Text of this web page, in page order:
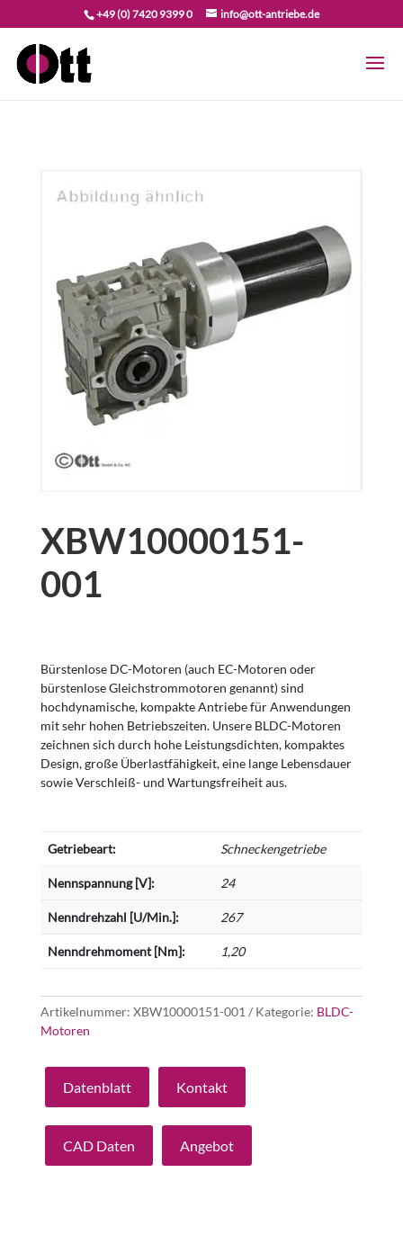
+49 (0) 7420 9399 0 info@ott-antriebe.de
XBW10000151-
001
Bürstenlose DC-Motoren (auch EC-Motoren oder
bürstenlose Gleichstrommotoren genannt) sind
hochdynamische, kompakte Antriebe für Anwendungen
mit sehr hohen Betriebszeiten. Unsere BLDC-Motoren
zeichnen sich durch hohe Leistungsdichten, kompaktes
Design, große Überlastfähigkeit, eine lange Lebensdauer
sowie Verschleiß- und Wartungsfreiheit aus.
Getriebeart: Schneckengetriebe
Nennspannung [V]: 24
Nenndrehzahl [U/Min.]: 267
Nenndrehmoment [Nm]: 1,20
Artikelnummer: XBW10000151-001 Kategorie: BLDC-
Motoren
Datenblatt Kontakt
CAD Daten Angebot